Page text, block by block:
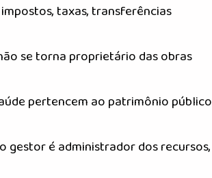
taxas, transferências
se torna proprietário das obras
pertencem ao patrimônio público
gestor é administrador dos recursos,